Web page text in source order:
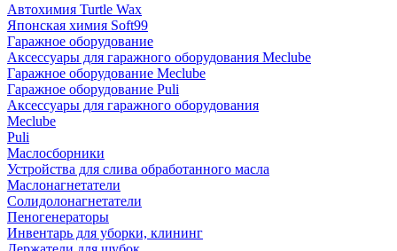
Автохимия Turtle Wax
Японская химия Soft99
Гаражное оборудование
Аксессуары для гаражного оборудования Meclube
Гаражное оборудование Meclube
Гаражное оборудование Puli
Аксессуары для гаражного оборудования
Meclube
Puli
Маслосборники
Устройства для слива обработанного масла
Маслонагнетатели
Солидолонагнетатели
Пеногенераторы
Инвентарь для уборки, клининг